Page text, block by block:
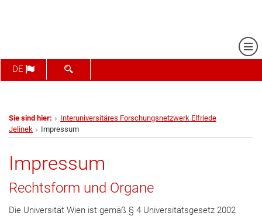
DE SUCHFORMULAR ÖFFNEN
Sie sind hier:
Interuniversitäres Forschungsnetzwerk Elfriede
Jelinek
Impressum
Impressum
Rechtsform und Organe
Die Universität Wien ist gemäß § 4 Universitätsgesetz 2002